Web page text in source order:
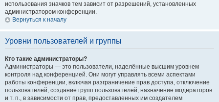
использования значков тем зависит от разрешений, установленных
администратором конференции.
Вернуться к началу
Уровни пользователей и группы
Кто такие администраторы?
Администраторы — это пользователи, наделённые высшим уровнем
контроля над конференцией. Они могут управлять всеми аспектами
работы конференции, включая разграничение прав доступа, отключение
пользователей, создание групп пользователей, назначение модераторов
и т. п., в зависимости от прав, предоставленных им создателем